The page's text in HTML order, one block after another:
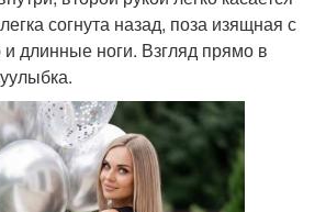
согнута назад, поза изящная с
длинные ноги. Взгляд прямо в